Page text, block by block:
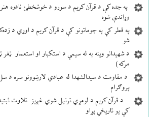
په جده کې د قرآن کریم د سورو د خوشخطئ نادره
وړاندې شوه
په قطر کې په جوماتونو کې د قرآن کریم د اوړي د
شو
د شهیدانو وینه به له سیمې د استکبار او استعمار
مرکه)
د مقاومت د سیدالشهدا له عبادي لارښوونو سره د
پروګرام
د قرآن کریم د لومړي ترتیل شوي غږیز تلاوت
کې یو تاریخي پړاو